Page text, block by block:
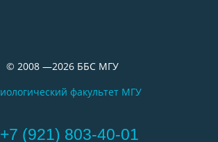
© 2008 —2026 ББС МГУ
+7 (921) 803-40-01